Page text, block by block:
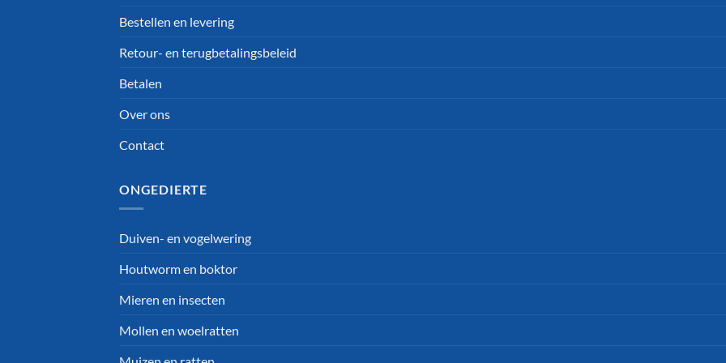
Bestellen en levering
Retour- en terugbetalingsbeleid
Betalen
Over ons
Contact
ONGEDIERTE
Duiven- en vogelwering
Houtworm en boktor
Mieren en insecten
Mollen en woelratten